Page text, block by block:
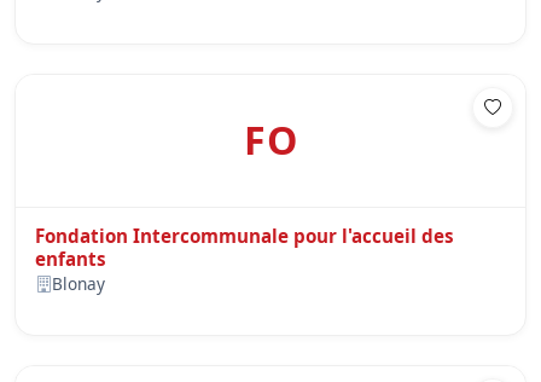
FO
Fondation Intercommunale pour l'accueil des
enfants
Blonay